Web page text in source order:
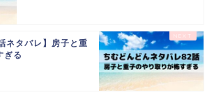
ネタバレ】房子と重
ぎる